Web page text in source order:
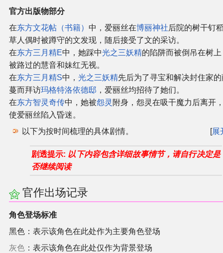
官方出版物部分
在东方文花帖（书籍） 中，爱丽丝在博丽神社后院的树干钉
草人偶时被蹲守的文发现，随后接受了文的采访。
在东方三月精E中，她踩中光之三妖精的陷阱而被倒吊在树上
被路过的慧音和妹红无视。
在东方三月精S中， 光之三妖精先后为了寻宝和解决封住家的
蔓而拜访玛格特洛依德邸 ，爱丽丝均招待了她们。
在东方智灵奇传中，她被怨灵 附身，怨灵在吸干魔力后离开
使爱丽丝陷入昏迷。
展
以下为按时间梳理的具体剧情。
剧透提示: 以下内容包含详细故事情节，请自行决定是
否继续阅读
官作出场记录
角色登场标准
黑色：表示该角色在此处作为主要角色登场
灰色 ：表示该角色在此处仅作为背景登场